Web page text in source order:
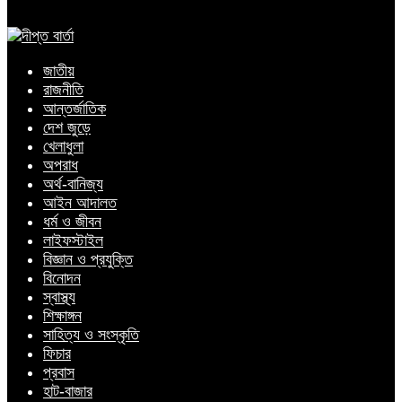
জাতীয়
রাজনীতি
আন্তর্জাতিক
দেশ জুড়ে
খেলাধুলা
অপরাধ
অর্থ-বানিজ্য
আইন আদালত
ধর্ম ও জীবন
লাইফস্টাইল
বিজ্ঞান ও প্রযুক্তি
বিনোদন
স্বাস্থ্য
শিক্ষাঙ্গন
সাহিত্য ও সংস্কৃতি
ফিচার
প্রবাস
হাট-বাজার